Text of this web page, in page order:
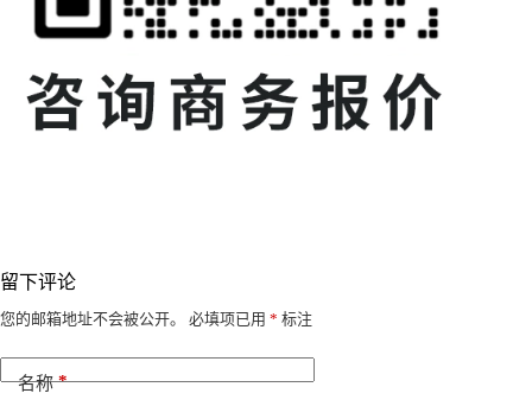
留下评论
您的邮箱地址不会被公开。 必填项已用 * 标注
名称*
A
t
e